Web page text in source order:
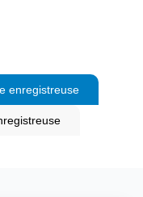
enregistreuse